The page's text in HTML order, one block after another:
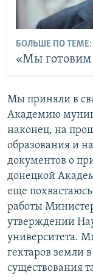
БОЛЬШЕ ПО ТЕМЕ:
«Мы готовим
Мы приняли в
Академию
наконец, на
образования и
документов о
донецкой
еще
работы
утверждении
университета.
гектаров земли
существования